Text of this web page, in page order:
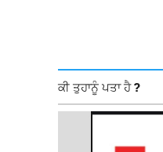
ਕੀ ਤੁਹਾਨੂੰ ਪਤਾ ਹੈ ?